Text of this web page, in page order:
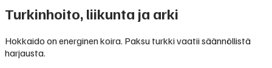
Turkinhoito, liikunta ja arki
Hokkaido on energinen koira. Paksu turkki vaatii säännöllistä
harjausta.